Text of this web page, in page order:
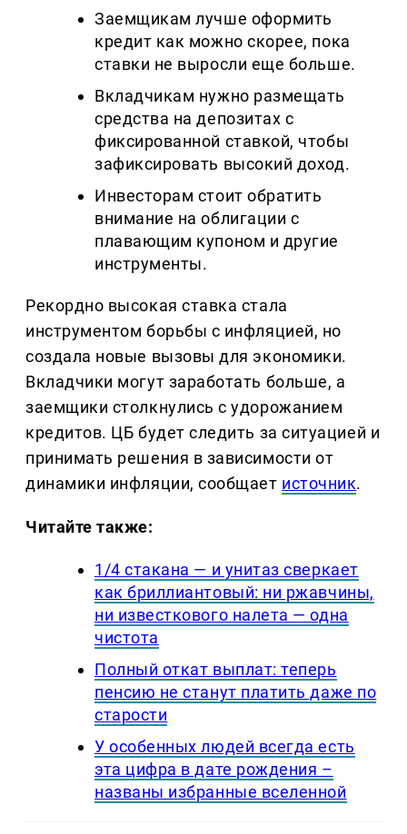
Заемщикам лучше оформить
кредит как можно скорее, пока
ставки не выросли еще больше.
Вкладчикам нужно размещать
средства на депозитах с
фиксированной ставкой, чтобы
зафиксировать высокий доход.
Инвесторам стоит обратить
внимание на облигации с
плавающим купоном и другие
инструменты.
Рекордно высокая ставка стала
инструментом борьбы с инфляцией, но
создала новые вызовы для экономики.
Вкладчики могут заработать больше, а
заемщики столкнулись с удорожанием
кредитов. ЦБ будет следить за ситуацией и
принимать решения в зависимости от
динамики инфляции, сообщает источник.
Читайте также:
1/4 стакана — и унитаз сверкает
как бриллиантовый: ни ржавчины,
ни известкового налета — одна
чистота
Полный откат выплат: теперь
пенсию не станут платить даже по
старости
У особенных людей всегда есть
эта цифра в дате рождения –
названы избранные вселенной